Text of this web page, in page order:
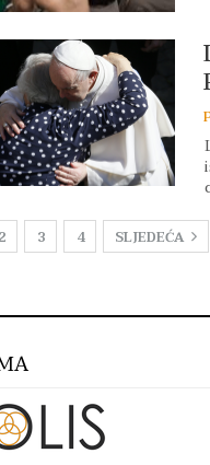
3 4 SLJEDEĆA